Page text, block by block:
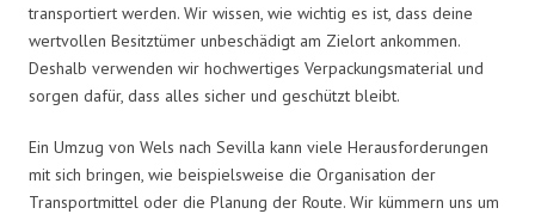
transportiert werden. Wir wissen, wie wichtig es ist, dass deine
wertvollen Besitztümer unbeschädigt am Zielort ankommen.
Deshalb verwenden wir hochwertiges Verpackungsmaterial und
sorgen dafür, dass alles sicher und geschützt bleibt.
Ein Umzug von Wels nach Sevilla kann viele Herausforderungen
mit sich bringen, wie beispielsweise die Organisation der
Transportmittel oder die Planung der Route. Wir kümmern uns um